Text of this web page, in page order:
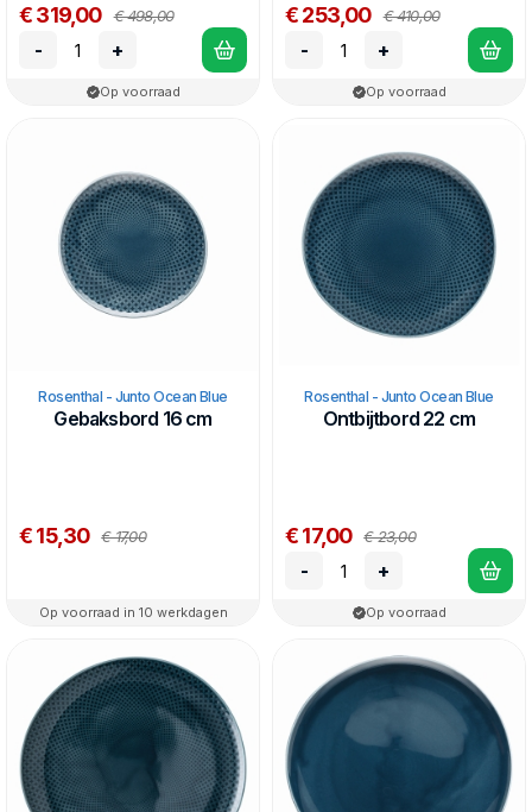
€ 319,00 € 498,00
- +
Op voorraad
€ 253,00 € 410,00
- +
Op voorraad
Rosenthal - Junto Ocean Blue
Gebaksbord 16 cm
€ 15,30 € 17,00
Op voorraad in 10 werkdagen
Rosenthal - Junto Ocean Blue
Ontbijtbord 22 cm
€ 17,00 € 23,00
- +
Op voorraad